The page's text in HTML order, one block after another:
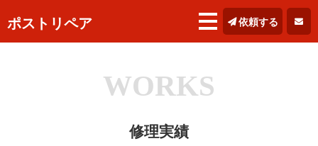
ポストリペア 依頼する
WORKS
修理実績